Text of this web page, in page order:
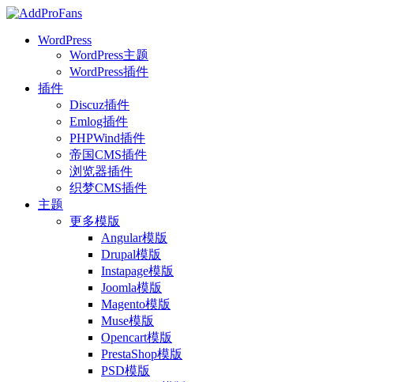
WordPress
WordPress主题
WordPress插件
插件
Discuz插件
Emlog插件
PHPWind插件
帝国CMS插件
浏览器插件
织梦CMS插件
主题
更多模版
Angular模版
Drupal模版
Instapage模版
Joomla模版
Magento模版
Muse模版
Opencart模版
PrestaShop模版
PSD模版